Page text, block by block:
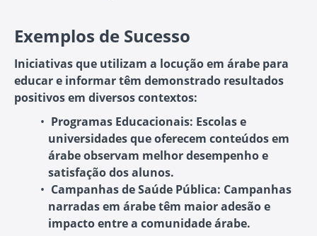
Exemplos de Sucesso
Iniciativas que utilizam a locução em árabe para
educar e informar têm demonstrado resultados
positivos em diversos contextos:
Programas Educacionais: Escolas e
universidades que oferecem conteúdos em
árabe observam melhor desempenho e
satisfação dos alunos.
Campanhas de Saúde Pública: Campanhas
narradas em árabe têm maior adesão e
impacto entre a comunidade árabe.